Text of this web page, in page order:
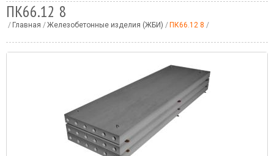
ПК66.12 8
Главная Железобетонные изделия (ЖБИ) ПК66.12 8